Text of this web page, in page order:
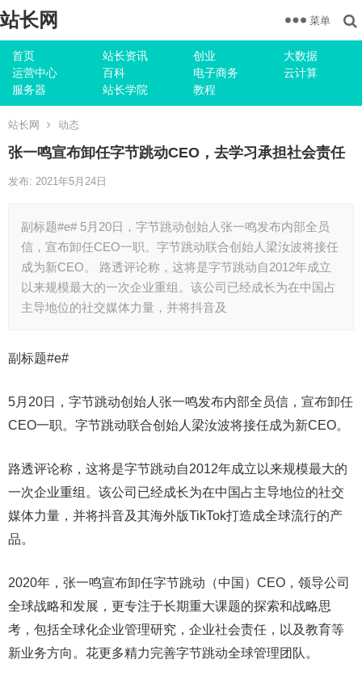
站长网
首页 站长资讯 创业
大数据
运营中心
百科 电子商务
云计算
服务器
站长学院 教程
菜单
站长网 动态
张一鸣宣布卸任字节跳动CEO，去学习承担社会责任
发布: 2021年5月24日
副标题#e# 5月20日，字节跳动创始人张一鸣发布内部全员
信，宣布卸任CEO一职。字节跳动联合创始人梁汝波将接任
成为新CEO。 路透评论称，这将是字节跳动自2012年成立
以来规模最大的一次企业重组。该公司已经成长为在中国占
主导地位的社交媒体力量，并将抖音及
副标题#e#
5月20日，字节跳动创始人张一鸣发布内部全员信，宣布卸任
CEO一职。字节跳动联合创始人梁汝波将接任成为新CEO。
路透评论称，这将是字节跳动自2012年成立以来规模最大的
一次企业重组。该公司已经成长为在中国占主导地位的社交
媒体力量，并将抖音及其海外版TikTok打造成全球流行的产
品。
2020年，张一鸣宣布卸任字节跳动（中国）CEO，领导公司
全球战略和发展，更专注于长期重大课题的探索和战略思
考，包括全球化企业管理研究，企业社会责任，以及教育等
新业务方向。花更多精力完善字节跳动全球管理团队。